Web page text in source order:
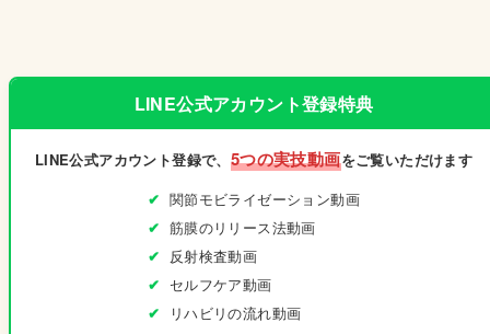
LINE公式アカウント登録特典
LINE公式アカウント登録で、 5つの実技動画をご覧いただけます
関節モビライゼーション動画
筋膜のリリース法動画
反射検査動画
セルフケア動画
リハビリの流れ動画